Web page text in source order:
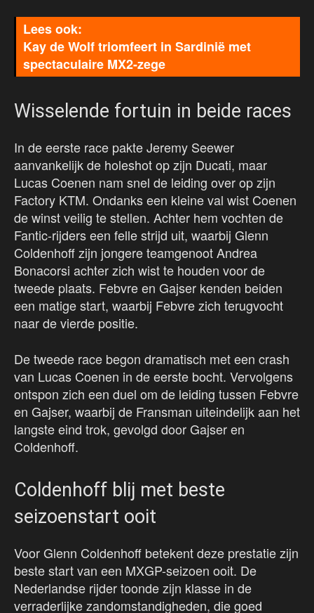
Kay de Wolf triomfeert in Sardinië met
spectaculaire MX2-zege
Wisselende fortuin in beide races
In de eerste race pakte Jeremy Seewer
aanvankelijk de holeshot op zijn Ducati, maar
Lucas Coenen nam snel de leiding over op zijn
Factory KTM. Ondanks een kleine val wist Coenen
de winst veilig te stellen. Achter hem vochten de
Fantic-rijders een felle strijd uit, waarbij Glenn
Coldenhoff zijn jongere teamgenoot Andrea
Bonacorsi achter zich wist te houden voor de
tweede plaats. Febvre en Gajser kenden beiden
een matige start, waarbij Febvre zich terugvocht
naar de vierde positie.
De tweede race begon dramatisch met een crash
van Lucas Coenen in de eerste bocht. Vervolgens
ontspon zich een duel om de leiding tussen Febvre
en Gajser, waarbij de Fransman uiteindelijk aan het
langste eind trok, gevolgd door Gajser en
Coldenhoff.
Coldenhoff blij met beste
seizoenstart ooit
Voor Glenn Coldenhoff betekent deze prestatie zijn
beste start van een MXGP-seizoen ooit. De
Nederlandse rijder toonde zijn klasse in de
verraderlijke zandomstandigheden, die goed